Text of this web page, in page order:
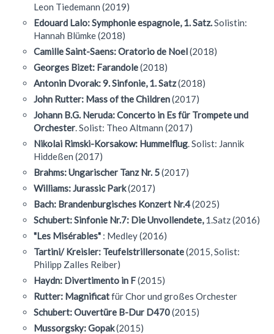
Leon Tiedemann (2019)
Edouard Lalo: Symphonie espagnole, 1. Satz.Solistin:
Hannah Blümke (2018)
Camille Saint-Saens: Oratorio de Noel(2018)
Georges Bizet: Farandole(2018)
Antonin Dvorak: 9. Sinfonie, 1. Satz(2018)
John Rutter: Mass of the Children(2017)
Johann B.G. Neruda: Concerto in Es für Trompete und
Orchester. Solist: Theo Altmann (2017)
Nikolai Rimski-Korsakow: Hummelflug. Solist: Jannik
Hiddeßen (2017)
Brahms: Ungarischer Tanz Nr. 5(2017)
Williams: Jurassic Park(2017)
Bach: Brandenburgisches Konzert Nr.4(2025)
Schubert: Sinfonie Nr.7: Die Unvollendete,1.Satz (2016)
"Les Misérables" : Medley (2016)
Tartini/ Kreisler: Teufelstrillersonate(2015, Solist:
Philipp Zalles Reiber)
Haydn: Divertimento in F(2015)
Rutter: Magnificatfür Chor und großes Orchester
Schubert: Ouvertüre B-Dur D470(2015)
Mussorgsky: Gopak(2015)